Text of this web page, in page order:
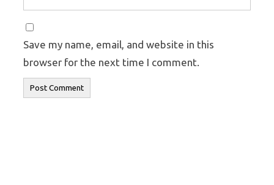
Save my name, email, and website in this
browser for the next time I comment.